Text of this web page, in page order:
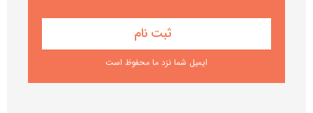
ایمیل شما نزد ما محفوظ است